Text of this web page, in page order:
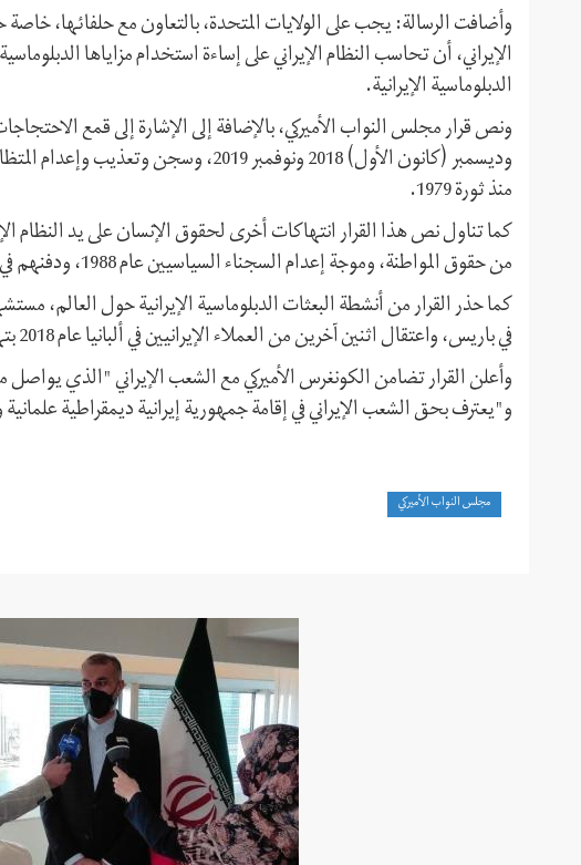
وأضافت الرسالة: يجب على الولايات المتحدة، بالتعاون مع حلفائها،
الإيراني، أن تحاسب النظام الإيراني على إساءة استخدام مزاياها
الدبلوماسية الإيرانية.
منذ ثورة 1979.
كما تناول نص هذا القرار انتهاكات أخرى لحقوق الإنسان على يد النظام
من حقوق المواطنة، وموجة إعدام السجناء السياسيين عام 1988، ودفنهم في مقابر جماعية.
كما حذر القرار من أنشطة البعثات الدبلوماسية الإيرانية حول العالم،
في باريس، واعتقال اثنين آخرين من العملاء الإيرانيين في ألبانيا عام 2018 بتهمة التورط في مؤامرة تفجير أخرى.
وأعلن القرار تضامن الكونغرس الأميركي مع الشعب الإيراني "الذي
و"يعترف بحق الشعب الإيراني في إقامة جمهورية إيرانية ديمقراطية
مجلس النواب الأميركي